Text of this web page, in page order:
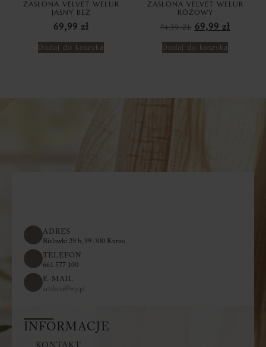
ZASŁONA VELVET WELUR
JASNY BEŻ
69,99 zł
Dodaj do koszyka
ZASŁONA VELVET WELUR
RÓŻOWY
74,39ZŁ 69,99 zł
Dodaj do koszyka
ADRES
Bielawki 29 b, 99-300 Kutno
TELEFON
661 577 100
E-MAIL
artderia@wp.pl
INFORMACJE